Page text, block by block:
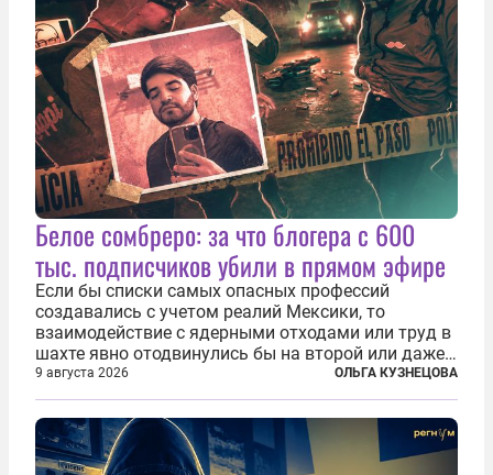
Белое сомбреро: за что блогера с 600
тыс. подписчиков убили в прямом эфире
Если бы списки самых опасных профессий
создавались с учетом реалий Мексики, то
взаимодействие с ядерными отходами или труд в
шахте явно отодвинулись бы на второй или даже
третий план. А вот блогерам, журналистам и
музыкантам пришлось бы выйти вперед. В
Кульякане, столице штата Синалоа, прямо во...
9 августа 2026 ОЛЬГА КУЗНЕЦОВА